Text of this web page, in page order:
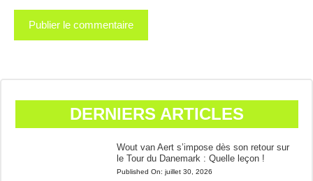
DERNIERS ARTICLES
Wout van Aert s’impose dès son retour sur
le Tour du Danemark : Quelle leçon !
Published On: juillet 30, 2026